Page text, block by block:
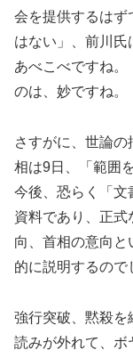
会を提供するはず
はない」、前川
あべこべですね。
のは、妙ですね。
さすがに、世論
相は9日、「範囲
今後、恐らく「文
資料であり、正
向、首相の意向と
的に説明するので
強行突破、黙殺を
読みが外れて、ボ